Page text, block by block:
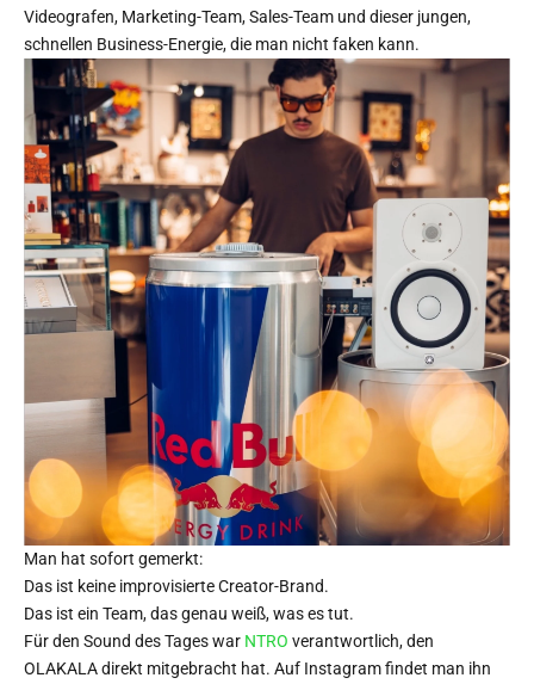
Videografen, Marketing-Team, Sales-Team und dieser jungen,
schnellen Business-Energie, die man nicht faken kann.
Man hat sofort gemerkt:
Das ist keine improvisierte Creator-Brand.
Das ist ein Team, das genau weiß, was es tut.
Für den Sound des Tages war NTRO verantwortlich, den
OLAKALA direkt mitgebracht hat. Auf Instagram findet man ihn